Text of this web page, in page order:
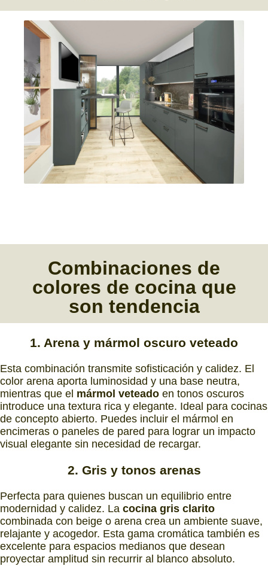
Combinaciones de
colores de cocinaque
son tendencia
1. Arena y mármol oscuro veteado
Esta combinación transmite sofisticación y calidez. El
color arena aporta luminosidad y una base neutra,
mientras que el mármol veteado en tonos oscuros
introduce una textura rica y elegante. Ideal para cocinas
de concepto abierto. Puedes incluir el mármol en
encimeras o paneles de pared para lograr un impacto
visual elegante sin necesidad de recargar.
2. Gris y tonos arenas
Perfecta para quienes buscan un equilibrio entre
modernidad y calidez. La cocina gris clarito
combinada con beige o arena crea un ambiente suave,
relajante y acogedor. Esta gama cromática también es
excelente para espacios medianos que desean
proyectar amplitud sin recurrir al blanco absoluto.